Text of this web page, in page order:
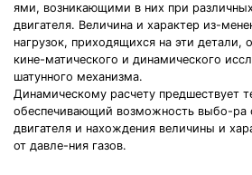
ями, возникающими в них при
двигателя. Величина и характер из-
нагрузок, приходящихся на эти детали,
кине-матического и динамического
шатунного механизма.
Динамическому расчету предшествует
обеспечивающий возможность выбо-ра
двигателя и нахождения величины и
от давле-ния газов.